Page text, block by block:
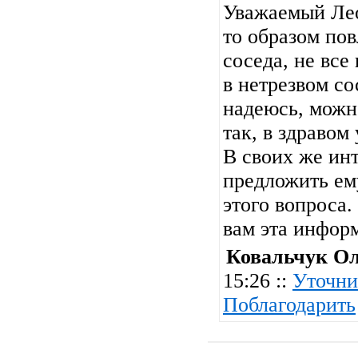
Уважаемый
то образом
соседа, не все
в нетрезвом
надеюсь,
так, в
В своих же
предложить
этого
вам эта
Ковальчук
15:26 ::
Поблагодарить